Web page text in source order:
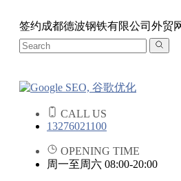
签约成都德波钢铁有限公司外贸
CALL US
13276021100
OPENING TIME
周一至周六 08:00-20:00